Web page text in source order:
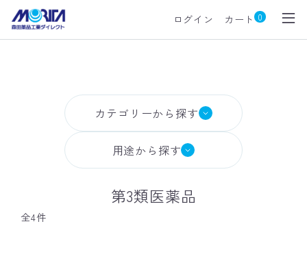
ログイン カート 0
カテゴリーから探す
第2類医薬品
第3類医薬品
栄養機能食品
清涼飲料水
用途から探す
第3類医薬品
全4件